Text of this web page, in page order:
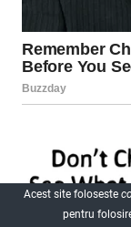
Acest site foloseste
pentru